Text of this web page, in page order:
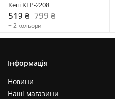
Кепі KEP-2208
519 ₴ 799 ₴
+ 2 кольори
Інформація
Новини
Наші магазини